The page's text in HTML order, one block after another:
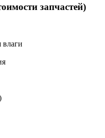
запчастей)
влаги